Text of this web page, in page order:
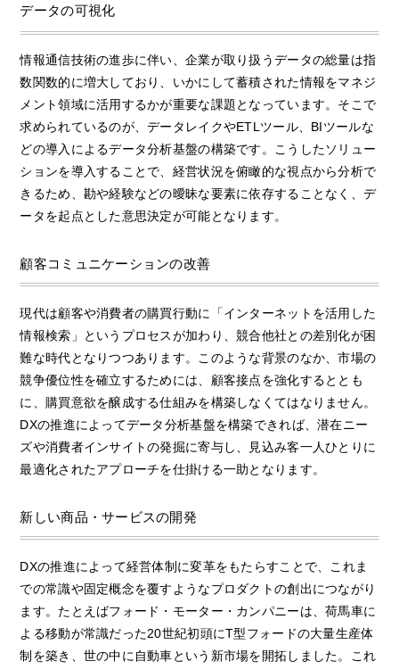
データの可視化
情報通信技術の進歩に伴い、企業が取り扱うデータの総量は指
数関数的に増大しており、いかにして蓄積された情報をマネジ
メント領域に活用するかが重要な課題となっています。そこで
求められているのが、データレイクやETLツール、BIツールな
どの導入によるデータ分析基盤の構築です。こうしたソリュー
ションを導入することで、経営状況を俯瞰的な視点から分析で
きるため、勘や経験などの曖昧な要素に依存することなく、デ
ータを起点とした意思決定が可能となります。
顧客コミュニケーションの改善
現代は顧客や消費者の購買行動に「インターネットを活用した
情報検索」というプロセスが加わり、競合他社との差別化が困
難な時代となりつつあります。このような背景のなか、市場の
競争優位性を確立するためには、顧客接点を強化するととも
に、購買意欲を醸成する仕組みを構築しなくてはなりません。
DXの推進によってデータ分析基盤を構築できれば、潜在ニー
ズや消費者インサイトの発掘に寄与し、見込み客一人ひとりに
最適化されたアプローチを仕掛ける一助となります。
新しい商品・サービスの開発
DXの推進によって経営体制に変革をもたらすことで、これま
での常識や固定概念を覆すようなプロダクトの創出につながり
ます。たとえばフォード・モーター・カンパニーは、荷馬車に
よる移動が常識だった20世紀初頭にT型フォードの大量生産体
制を築き、世の中に自動車という新市場を開拓しました。これ